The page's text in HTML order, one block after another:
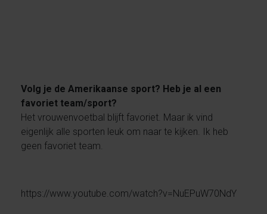
Volg je de Amerikaanse sport? Heb je al een
favoriet team/sport?
Het vrouwenvoetbal blijft favoriet. Maar ik vind
eigenlijk alle sporten leuk om naar te kijken. Ik heb
geen favoriet team.
https://www.youtube.com/watch?v=NuEPuW70NdY